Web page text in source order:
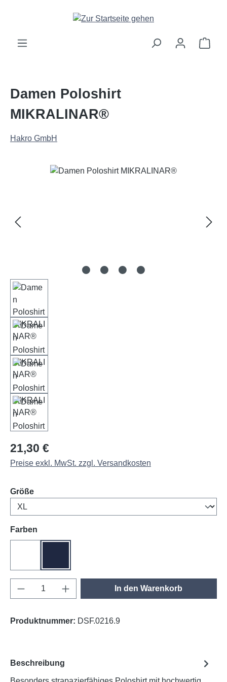
Zum Hauptinhalt springen
Damen Poloshirt
MIKRALINAR®
Hakro GmbH
Bildergalerie überspringen
Regulärer Preis:
21,30 €
Preise exkl. MwSt. zzgl. Versandkosten
Größeauswählen
Farben
Produkt Anzahl: Gib den gewünschten
In den Warenkorb
Produktnummer: DSF.0216.9
Beschreibung